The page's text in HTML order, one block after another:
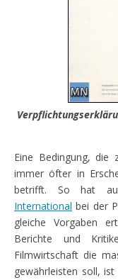
Eine Bedingung, die
immer öfter in
betrifft. So hat
International bei der
gleiche Vorgaben
Berichte und
Filmwirtschaft die
gewährleisten soll,